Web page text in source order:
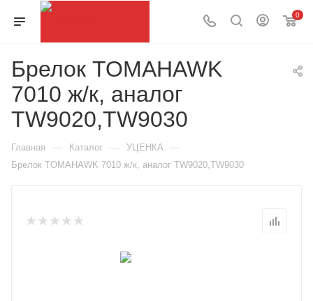
0
Брелок TOMAHAWK
7010 ж/к, аналог
TW9020,TW9030
Главная — Каталог — УЦЕНКА —
Брелок TOMAHAWK 7010 ж/к, аналог TW9020,TW9030